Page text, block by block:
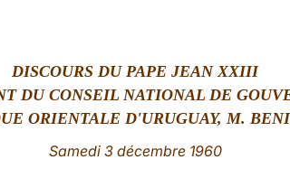
DISCOURS DU PAPE JEAN XXIII
DU CONSEIL NATIONAL DE
ORIENTALE D'URUGUAY, M.
Samedi 3 décembre 1960